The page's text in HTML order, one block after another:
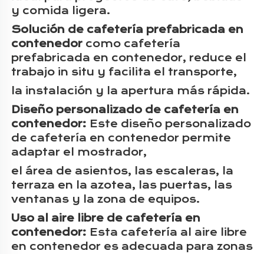
y comida ligera.
Solución de cafetería prefabricada en
contenedor como cafetería
prefabricada en contenedor, reduce el
trabajo in situ y facilita el transporte,
la instalación y la apertura más rápida.
Diseño personalizado de cafetería en
contenedor: Este diseño personalizado
de cafetería en contenedor permite
adaptar el mostrador,
el área de asientos, las escaleras, la
terraza en la azotea, las puertas, las
ventanas y la zona de equipos.
Uso al aire libre de cafetería en
contenedor: Esta cafetería al aire libre
en contenedor es adecuada para zonas